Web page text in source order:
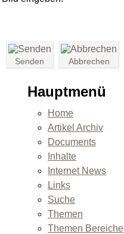
Senden Abbrechen
Hauptmenü
Home
Artikel Archiv
Documents
Inhalte
Internet News
Links
Suche
Themen
Themen Bereiche